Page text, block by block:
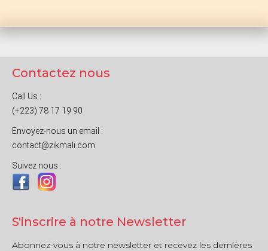
Contactez nous
Call Us :
(+223) 78 17 19 90
Envoyez-nous un email :
contact@zikmali.com
Suivez nous :
S'inscrire à notre Newsletter
Abonnez-vous à notre newsletter et recevez les dernières